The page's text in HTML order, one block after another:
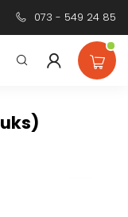
Persoonlijk
073 - 549 24 85